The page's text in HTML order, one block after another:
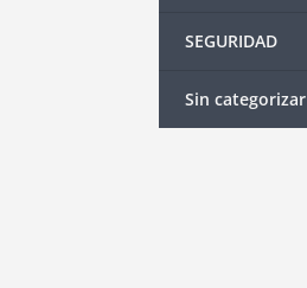
SEGURIDAD
Sin categorizar